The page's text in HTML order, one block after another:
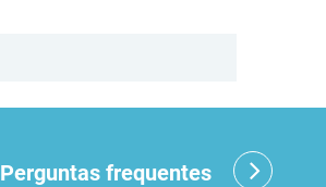
Perguntas frequentes